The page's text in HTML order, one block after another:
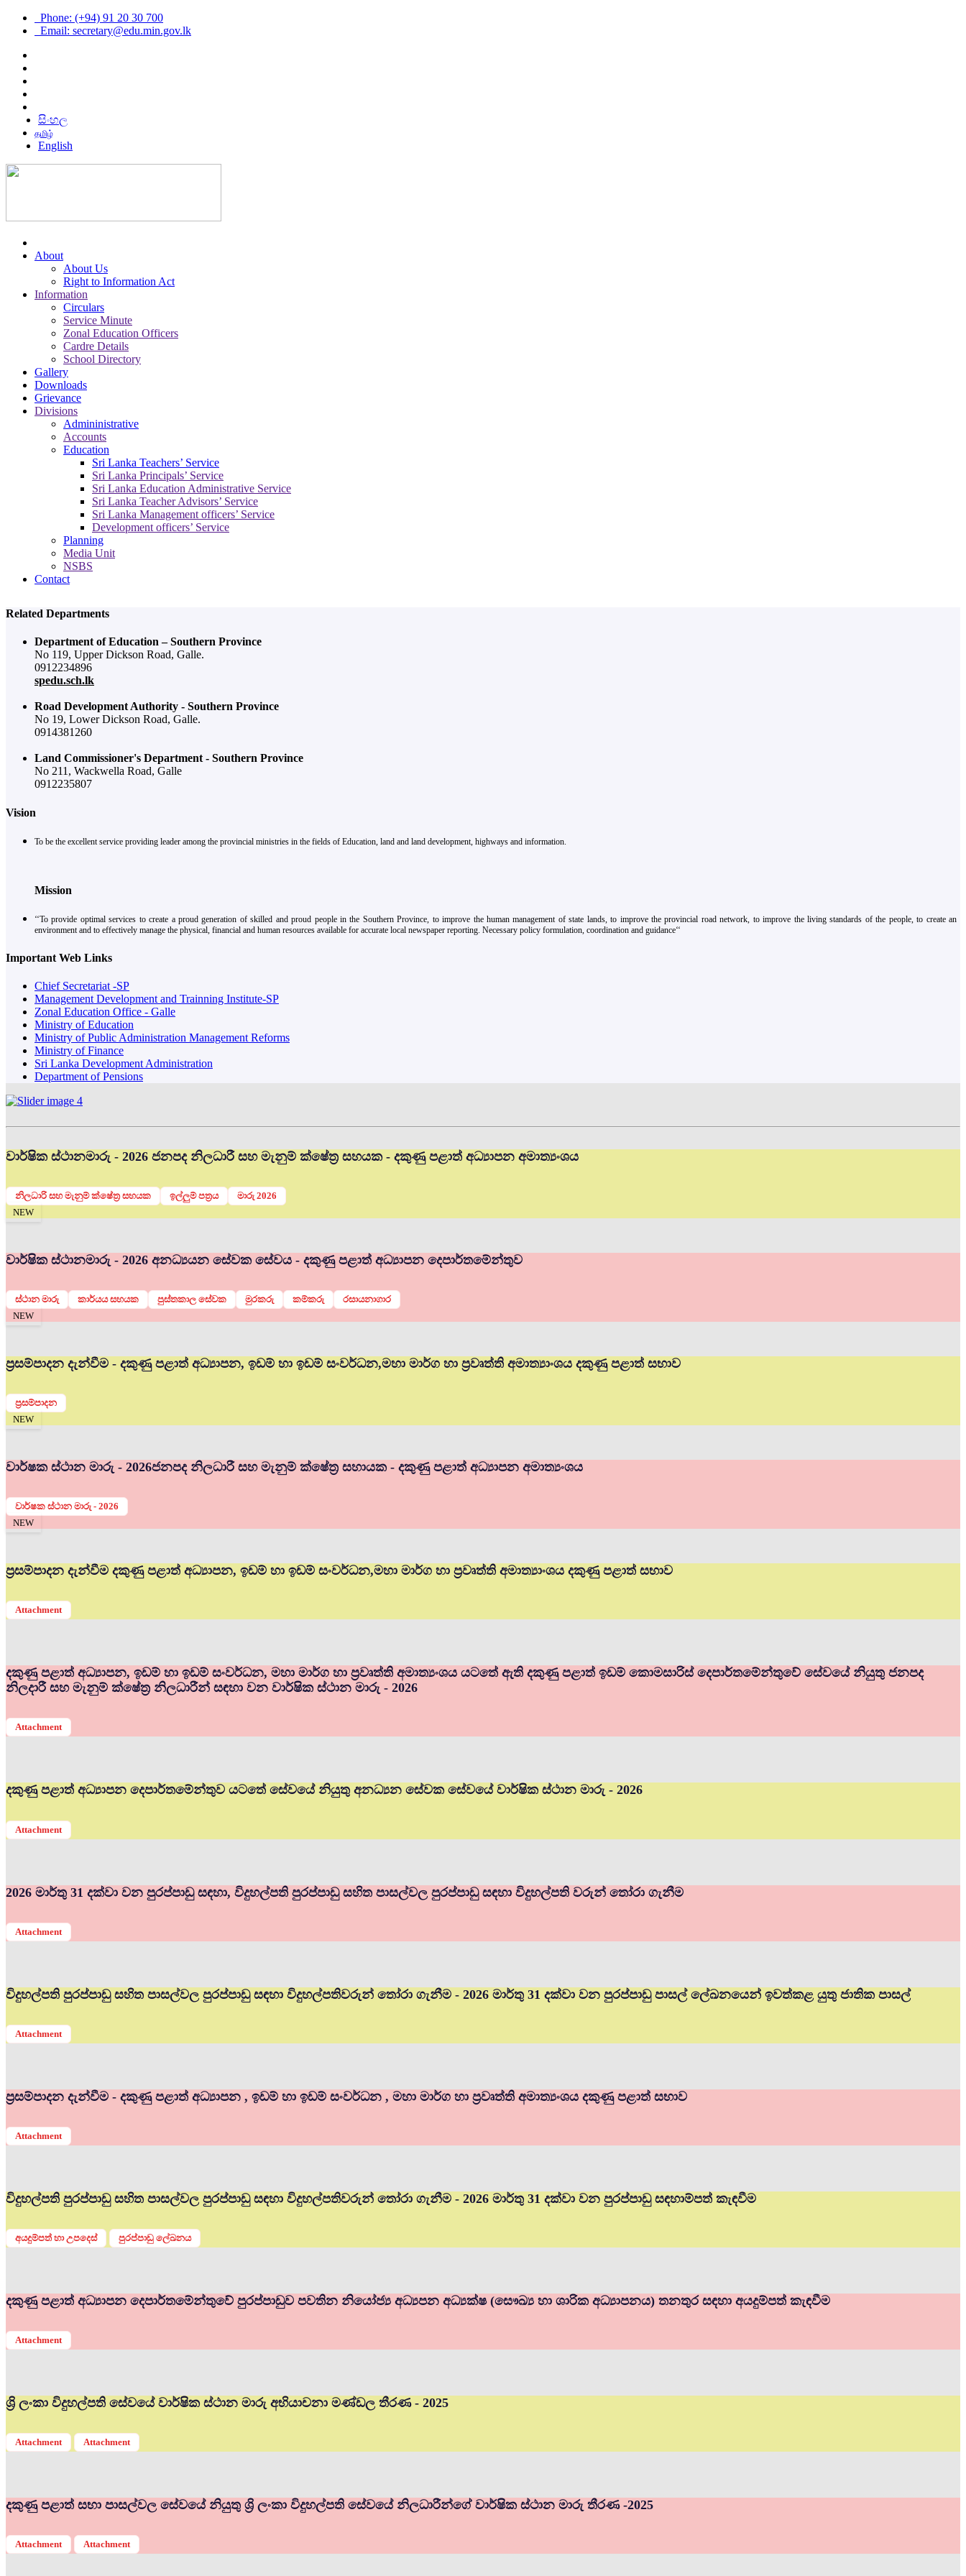
Phone: (+94) 91 20 30 700
Email: secretary@edu.min.gov.lk
සිංහල
தமிழ்
English
About
About Us
Right to Information Act
Information
Circulars
Service Minute
Zonal Education Officers
Cardre Details
School Directory
Gallery
Downloads
Grievance
Divisions
Admininistrative
Accounts
Education
Sri Lanka Teachers’ Service
Sri Lanka Principals’ Service
Sri Lanka Education Administrative Service
Sri Lanka Teacher Advisors’ Service
Sri Lanka Management officers’ Service
Development officers’ Service
Planning
Media Unit
NSBS
Contact
Related Departments
Department of Education – Southern Province
No 119, Upper Dickson Road, Galle.
0912234896
spedu.sch.lk
Road Development Authority - Southern Province
No 19, Lower Dickson Road, Galle.
0914381260
Land Commissioner's Department - Southern Province
No 211, Wackwella Road, Galle
0912235807
Vision
To be the excellent service providing leader among the provincial ministries in the fields of Education, land and land development, highways and information.
Mission
‘‘To provide optimal services to create a proud generation of skilled and proud people in the Southern Province, to improve the human management of state lands, to improve the provincial road network, to improve the living standards of the people, to create an
environment and to effectively manage the physical, financial and human resources available for accurate local newspaper reporting. Necessary policy formulation, coordination and guidance‘‘
Important Web Links
Chief Secretariat -SP
Management Development and Trainning Institute-SP
Zonal Education Office - Galle
Ministry of Education
Ministry of Public Administration Management Reforms
Ministry of Finance
Sri Lanka Development Administration
Department of Pensions
වාර්ෂික ස්ථානමාරු - 2026 ජනපද නිලධාරී සහ මැනුම් ක්ෂේත්‍ර සහයක - දකුණු පළාත් අධ්‍යාපන අමාත්‍යංශය
නිලධාරි සහ මැනුම් ක්ෂේත්‍ර සහයක ඉල්ලුම් පත්‍රය
මාරු 2026
NEW
වාර්ෂික ස්ථානමාරු - 2026 අනධ්‍යයන සේවක සේවය - දකුණු පළාත් අධ්‍යාපන දෙපාර්තමේන්තුව
ස්ථාන මාරු කාර්යය සහයක පුස්තකාල සේවක මුරකරු කම්කරු
රසායනාගාර
NEW
ප්‍රසම්පාදන දැන්වීම - දකුණු පළාත් අධ්‍යාපන, ඉඩම් හා ඉඩම් සංවර්ධන,මහා මාර්ග හා ප්‍රවෘත්ති අමාත්‍යාංශය දකුණු පළාත් සභාව
ප්‍රසම්පාදන
NEW
වාර්ෂක ස්ථාන මාරු - 2026ජනපද නිලධාරී සහ මැනුම් ක්ෂේත්‍ර සහායක - දකුණු පළාත් අධ්‍යාපන අමාත්‍යංශය
වාර්ෂක ස්ථාන මාරු - 2026
NEW
ප්‍රසම්පාදන දැන්වීම දකුණු පළාත් අධ්‍යාපන, ඉඩම් හා ඉඩම් සංවර්ධන,මහා මාර්ග හා ප්‍රවෘත්ති අමාත්‍යාංශය දකුණු පළාත් සභාව
Attachment
දකුණු පළාත් අධ්‍යාපන, ඉඩම් හා ඉඩම් සංවර්ධන, මහා මාර්ග හා ප්‍රවෘත්ති අමාත්‍යංශය යටතේ ඇති දකුණු පළාත් ඉඩම් කොමසාරිස් දෙපාර්තමේන්තුවේ සේවයේ නියුතු ජනපද
නිලදාරී සහ මැනුම් ක්ෂේත්‍ර නිලධාරීන් සඳහා වන වාර්ෂික ස්ථාන මාරු - 2026
Attachment
දකුණු පළාත් අධ්‍යාපන දෙපාර්තමේන්තුව යටතේ සේවයේ නියුතු අනධ්‍යන සේවක සේවයේ වාර්ෂික ස්ථාන මාරු - 2026
Attachment
2026 මාර්තු 31 දක්වා වන පුරප්පාඩු සඳහා, විදුහල්පති පුරප්පාඩු සහිත පාසල්වල පුරප්පාඩු සඳහා විදුහල්පති වරුන් තෝරා ගැනීම
Attachment
විදුහල්පති පුරප්පාඩු සහිත පාසල්වල පුරප්පාඩු සඳහා විදුහල්පතිවරුන් තෝරා ගැනීම - 2026 මාර්තු 31 දක්වා වන පුරප්පාඩු පාසල් ලේඛනයෙන් ඉවත්කළ යුතු ජාතික පාසල්
Attachment
ප්‍රසම්පාදන දැන්වීම - දකුණු පළාත් අධ්‍යාපන , ඉඩම් හා ඉඩම් සංවර්ධන , මහා මාර්ග හා ප්‍රවෘත්ති අමාත්‍යංශය දකුණු පළාත් සභාව
Attachment
විදුහල්පති පුරප්පාඩු සහිත පාසල්වල පුරප්පාඩු සඳහා විදුහල්පතිවරුන් තෝරා ගැනීම - 2026 මාර්තු 31 දක්වා වන පුරප්පාඩු සඳහාම්පත් කැඳවීම
අයදුම්පත් හා උපදෙස් පුරප්පාඩු ලේඛනය
දකුණු පළාත් අධ්‍යාපන දෙපාර්තමේන්තුවේ පුරප්පාඩුව පවතින නියෝජ්‍ය අධ්‍යපන අධ්‍යක්ෂ (සෞඛ්‍ය හා ශාරික අධ්‍යාපනය) තනතුර සඳහා අයදුම්පත් කැඳවීම
Attachment
ශ්‍රි ලංකා විදුහල්පති සේවයේ වාර්ෂික ස්ථාන මාරු අභියාචනා මණ්ඩල තීරණ - 2025
Attachment Attachment
දකුණු පළාත් සභා පාසල්වල සේවයේ නියුතු ශ්‍රි ලංකා විදුහල්පති සේවයේ නිලධාරීන්ගේ වාර්ෂික ස්ථාන මාරු තීරණ -2025
Attachment Attachment